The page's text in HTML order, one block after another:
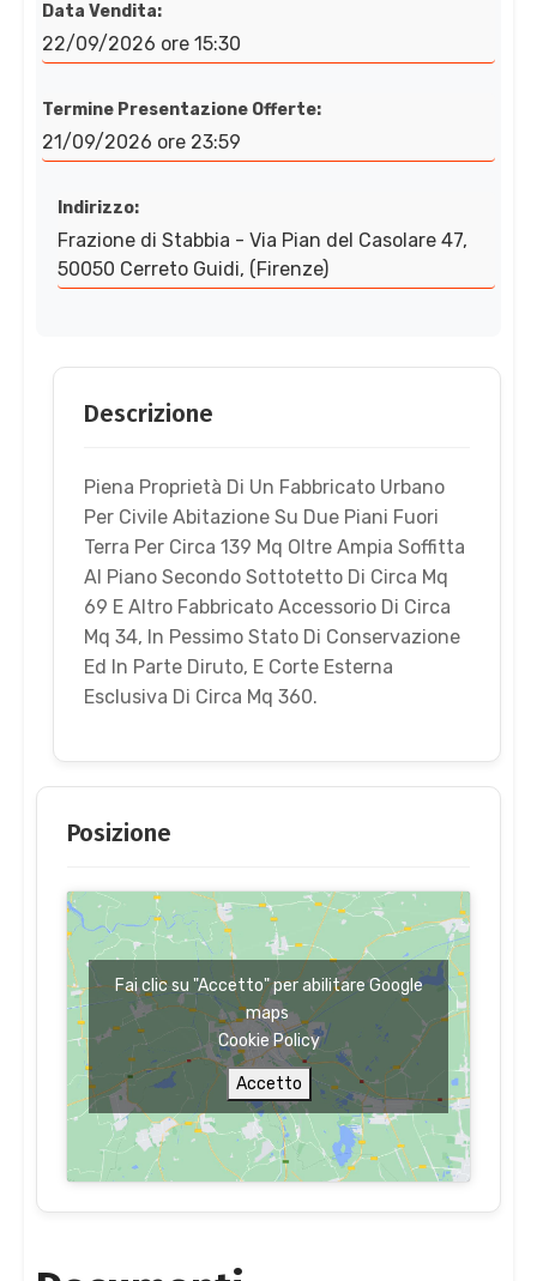
Data Vendita:
22/09/2026 ore 15:30
Termine Presentazione Offerte:
21/09/2026 ore 23:59
Indirizzo:
Frazione di Stabbia - Via Pian del Casolare 47,
50050 Cerreto Guidi, (Firenze)
Descrizione
Piena Proprietà Di Un Fabbricato Urbano
Per Civile Abitazione Su Due Piani Fuori
Terra Per Circa 139 Mq Oltre Ampia Soffitta
Al Piano Secondo Sottotetto Di Circa Mq
69 E Altro Fabbricato Accessorio Di Circa
Mq 34, In Pessimo Stato Di Conservazione
Ed In Parte Diruto, E Corte Esterna
Esclusiva Di Circa Mq 360.
Posizione
Fai clic su "Accetto" per abilitare Google
maps
Cookie Policy
Accetto